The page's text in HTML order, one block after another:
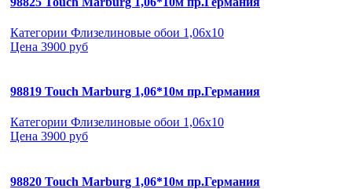
Категории Флизелиновые обои 1,06х10
Цена 3900 руб
98819 Touch Marburg 1,06*10м пр.Германия
Категории Флизелиновые обои 1,06х10
Цена 3900 руб
98820 Touch Marburg 1,06*10м пр.Германия